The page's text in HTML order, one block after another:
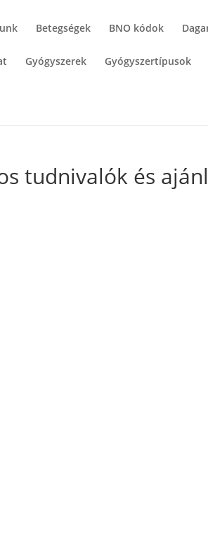
Betegségek BNO kódok
Gyógyszerek Gyógyszertípusok
tudnivalók és